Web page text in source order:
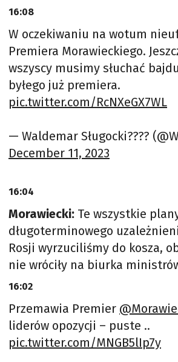
16:08
W oczekiwaniu na wotum
Premiera Morawieckiego.
wszyscy musimy słuchać
byłego już premiera.
pic.twitter.com/RcNXeGX7WL
— Waldemar Sługocki????
December 11, 2023
16:04
Morawiecki: Te wszystkie
długoterminowego
Rosji wyrzuciliśmy do kosza,
nie wróciły na biurka
16:02
Przemawia Premier
liderów opozycji – puste ..
pic.twitter.com/MNGB5lIp7y